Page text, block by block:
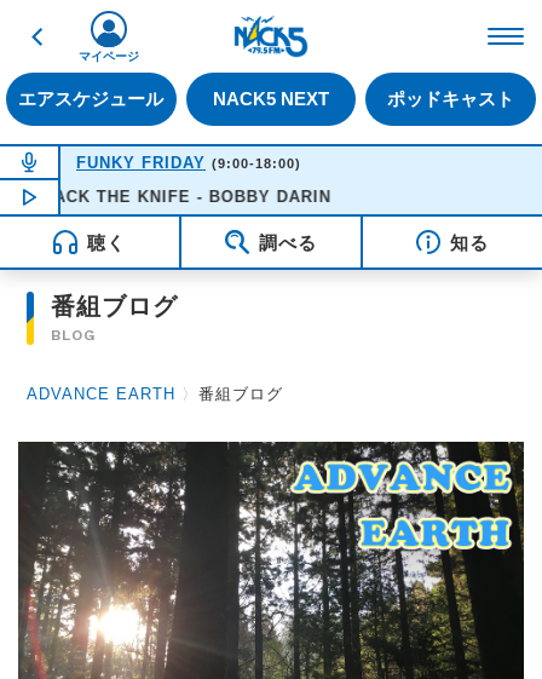
戻る
エアスケジュール NACK5 NEXT ポッドキャスト
マイページ
NOW ON AIR
FUNKY FRIDAY (9:00-18:00)
NOW PLAYING16:51
MACK THE KNIFE - BOBBY DARIN
聴く 調べる 知る
番組ブログ
BLOG
ADVANCE EARTH 〉番組ブログ